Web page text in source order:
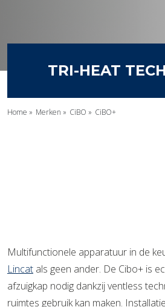
TRI-HEAT
Home » Merken » CiBO » CiBO+
Multifunctionele apparatuur in de
Lincat als geen ander. De Cibo+ is
afzuigkap nodig dankzij ventless
ruimtes gebruik kan maken.